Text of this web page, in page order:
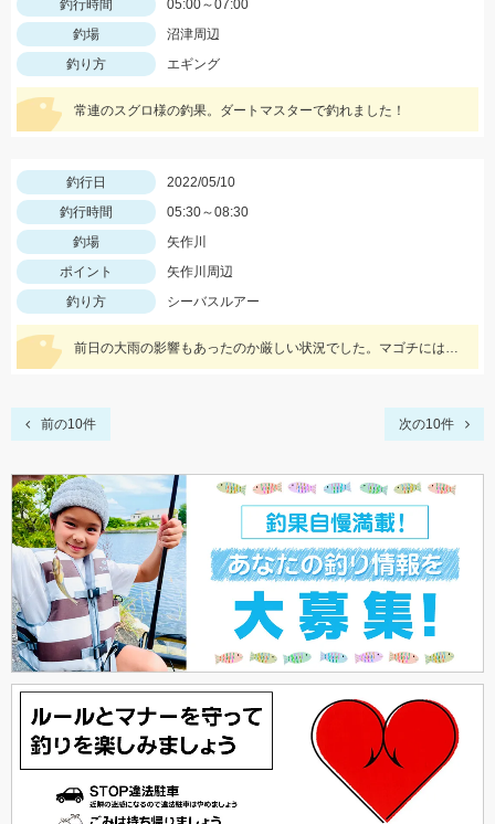
釣行時間
05:00～07:00
釣場
沼津周辺
釣り方
エギング
常連のスグロ様の釣果。ダートマスターで釣れました！
釣行日
2022/05/10
釣行時間
05:30～08:30
釣場
矢作川
ポイント
矢作川周辺
釣り方
シーバスルアー
前日の大雨の影響もあったのか厳しい状況でした。マゴチには、一誠キャラメルシャッドが使いやすくオススメ！
前の10件 次の10件